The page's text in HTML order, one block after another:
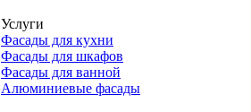
Услуги
Фасады для кухни
Фасады для шкафов
Фасады для ванной
Алюминиевые фасады